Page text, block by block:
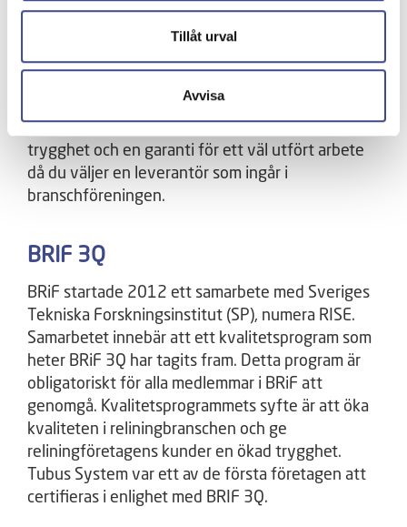
Tillåt urval
Avvisa
Relining i Fastigheter (BRiF) och har varit det
sedan starten 2009. BRiF är en rikstäckande
organisation för relining av rörsystem i
Sveriges Byggindustrier genom samarbetsavtal.
trygghet och en garanti för ett väl utfört arbete
då du väljer en leverantör som ingår i
branschföreningen.
BRIF 3Q
BRiF startade 2012 ett samarbete med Sveriges
Tekniska Forskningsinstitut (SP), numera RISE.
Samarbetet innebär att ett kvalitetsprogram som
heter BRiF 3Q har tagits fram. Detta program är
obligatoriskt för alla medlemmar i BRiF att
genomgå. Kvalitetsprogrammets syfte är att öka
kvaliteten i reliningbranschen och ge
reliningföretagens kunder en ökad trygghet.
Tubus System var ett av de första företagen att
certifieras i enlighet med BRIF 3Q.